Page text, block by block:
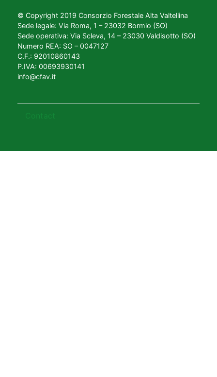
© Copyright 2019 Consorzio Forestale Alta Valtellina
Sede legale: Via Roma, 1 – 23032 Bormio (SO)
Sede operativa: Via Scleva, 14 – 23030 Valdisotto (SO)
Numero REA: SO – 0047127
C.F.: 92010860143
P.IVA: 00693930141
info@cfav.it